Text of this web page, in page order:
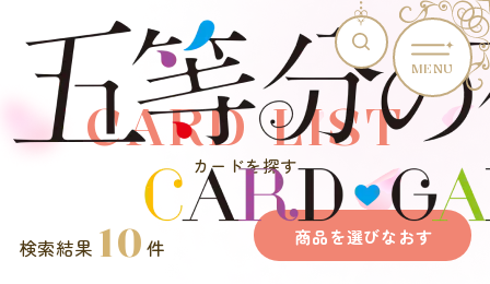
MENU
CARD LIST
カードを探す
検索結果 10 件 商品を選びなおす